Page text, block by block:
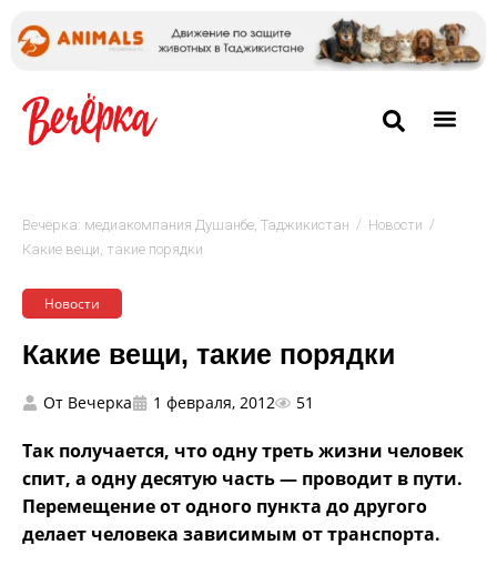
Вечёрка: медиакомпания Душанбе, Таджикистан / Новости /
Какие вещи, такие порядки
Новости
Какие вещи, такие порядки
От Вечерка 1 февраля, 2012 51
Так получается, что одну треть жизни человек
спит, а одну десятую часть — проводит в пути.
Перемещение от одного пункта до другого
делает человека зависимым от транспорта.